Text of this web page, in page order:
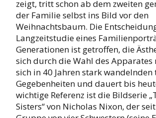
zeigt, tritt schon ab dem zweiten
der Familie selbst ins Bild vor den
Weihnachtsbaum. Die
Langzeitstudie eines
Generationen ist getroffen, die
sich durch die Wahl des Apparates
sich in 40 Jahren stark wandelnden
Gegebenheiten und dauert bis
wichtige Referenz ist die Bildserie
Sisters“ von Nicholas Nixon, der